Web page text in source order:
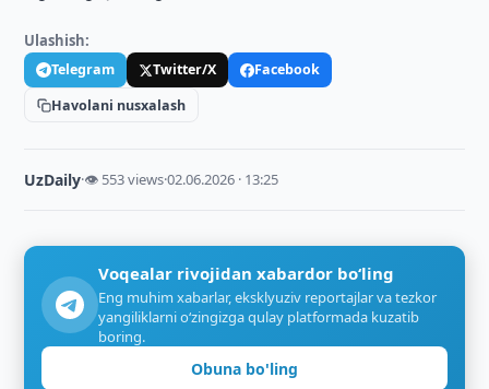
Ulashish:
Telegram Twitter/X
Facebook
Havolani nusxalash
UzDaily·👁 553 views·02.06.2026 · 13:25
Voqealar rivojidan xabardor bo‘ling
Eng muhim xabarlar, eksklyuziv reportajlar va tezkor
yangiliklarni o‘zingizga qulay platformada kuzatib
boring.
Obuna bo'ling